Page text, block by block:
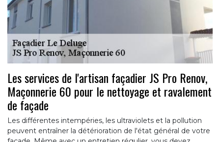
Les services de l'artisan façadier JS Pro Renov,
Maçonnerie 60 pour le nettoyage et ravalement
de façade
Les différentes intempéries, les ultraviolets et la pollution
peuvent entraîner la détérioration de l'état général de votre